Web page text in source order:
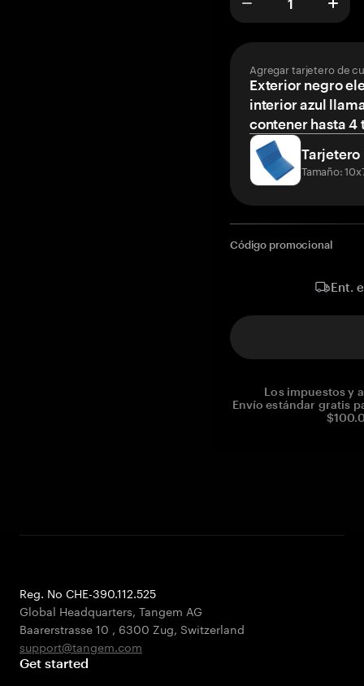
Agregar tarjetero de
Exterior negro
interior azul
contener hasta 4
Tarjetero
Tamaño:
Código promocional
Ent.
Los impuestos y
Envío estándar gratis
Reg. No CHE-390.112.525
Global Headquarters, Tangem AG
Baarerstrasse 10 , 6300 Zug, Switzerland
support@tangem.com
Get started